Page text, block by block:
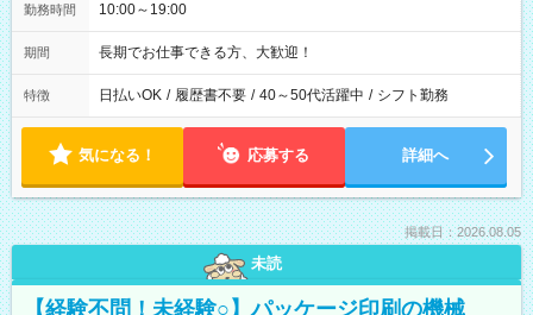
勤務時間 10:00～19:00
期間 長期でお仕事できる方、大歓迎！
特徴 日払いOK / 履歴書不要 / 40～50代活躍中 / シフト勤務
気になる！ 応募する 詳細へ
掲載日：2026.08.05
未読
【経験不問！未経験○】パッケージ印刷の機械